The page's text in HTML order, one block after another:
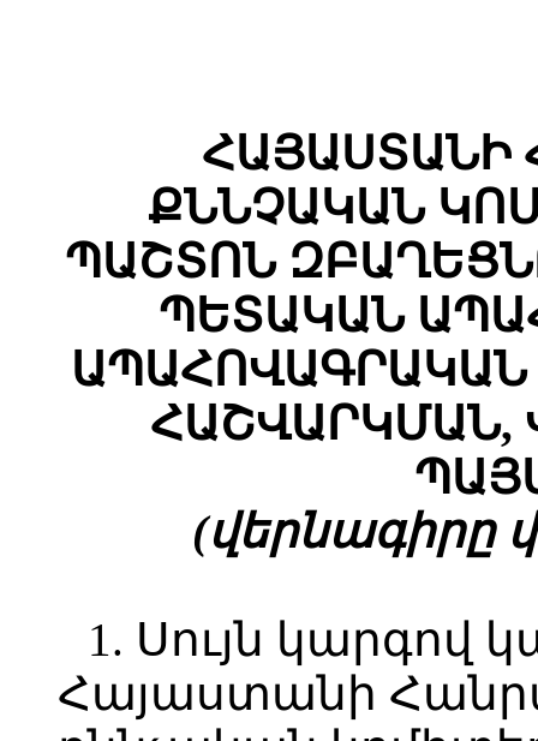
ՀԱՅԱՍՏԱՆԻ
ՔՆՆՉԱԿԱՆ
ՊԱՇՏՈՆ
ՊԵՏԱԿԱՆ
ԱՊԱՀՈՎԱԳՐԱԿԱՆ
ՀԱՇՎԱՐԿՄԱՆ,
(վերնագիրը
1. Սույն կարգով
Հայաստանի